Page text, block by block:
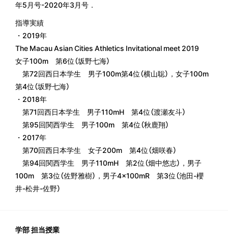
年5月号-2020年3月号．
指導実績
・2019年
The Macau Asian Cities Athletics Invitational meet 2019
女子100m 第6位（坂野七海）
第72回西日本学生 男子100m第4位（横山聡），女子100m
第4位（坂野七海）
・2018年
第71回西日本学生 男子110mH 第4位（渡瀬友斗）
第95回関西学生 男子100m 第4位（秋鹿翔）
・2017年
第70回西日本学生 女子200m 第4位（畑咲春）
第94回関西学生 男子110mH 第2位（畑中悠志），男子
100m 第3位（佐野雅樹），男子4×100mR 第3位（池田-櫻
井-松井-佐野）
学部 担当授業